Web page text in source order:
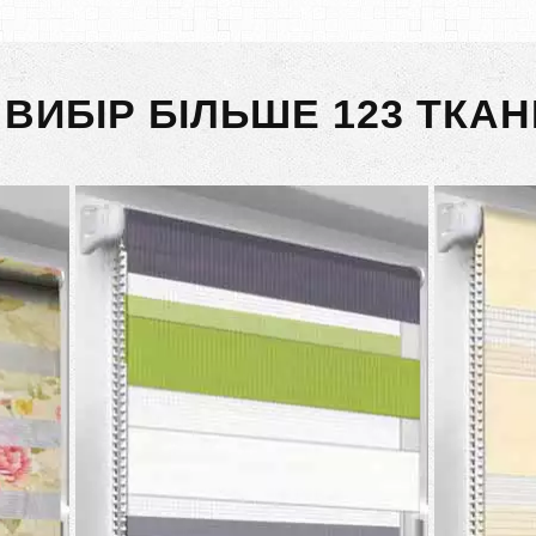
БІЛЬШЕ 123